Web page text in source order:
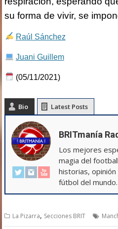
su forma de vivir, se
Raúl Sánchez
Juani Guillem
(05/11/2021)
Bio Latest Posts
BRITmanía
Los mejores
magia del
historias,
fútbol del mundo.
La Pizarra, Secciones BRIT